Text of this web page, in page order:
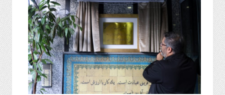
و
شهری
گاز
و
پتروشیمی
صنعت
و